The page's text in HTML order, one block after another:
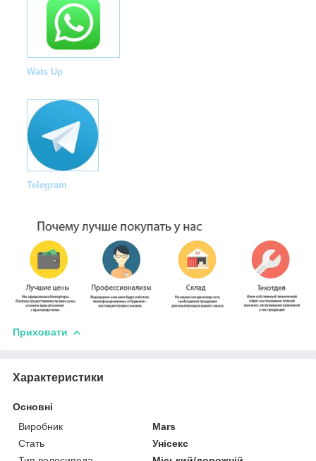
Wats Up
Telegram
Приховати
Характеристики
Основні
Виробник
Mars
Стать
Унісекс